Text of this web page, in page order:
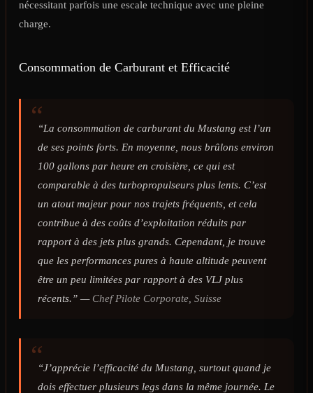
nécessitant parfois une escale technique avec une pleine
charge.
Consommation de Carburant et Efficacité
“La consommation de carburant du Mustang est l’un
de ses points forts. En moyenne, nous brûlons environ
100 gallons par heure en croisière, ce qui est
comparable à des turbopropulseurs plus lents. C’est
un atout majeur pour nos trajets fréquents, et cela
contribue à des coûts d’exploitation réduits par
rapport à des jets plus grands. Cependant, je trouve
que les performances pures à haute altitude peuvent
être un peu limitées par rapport à des VLJ plus
récents.” — Chef Pilote Corporate, Suisse
“J’apprécie l’efficacité du Mustang, surtout quand je
dois effectuer plusieurs legs dans la même journée. Le